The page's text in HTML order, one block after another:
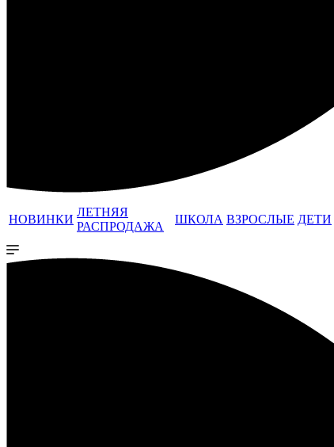
НОВИНКИ
ЛЕТНЯЯ
РАСПРОДАЖА
ШКОЛА ВЗРОСЛЫЕ ДЕТИ